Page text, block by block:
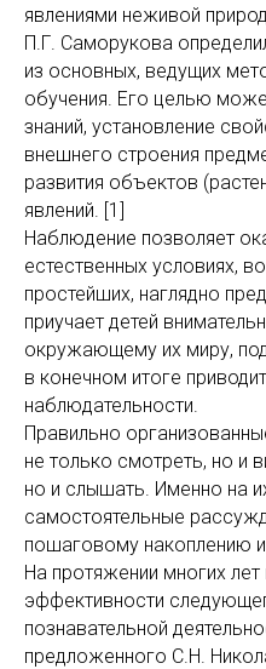
явлениями неживой
П.Г. Саморукова
из основных, ведущих
обучения. Его целью
знаний, установление
внешнего строения
развития объектов
явлений. [1]
Наблюдение позволяет
естественных условиях,
простейших, наглядно
приучает детей
окружающему их миру,
в конечном итоге
наблюдательности.
Правильно
не только смотреть, но и
но и слышать. Именно на
самостоятельные
пошаговому накоплению
На протяжении многих
эффективности
познавательной
предложенного С.Н.